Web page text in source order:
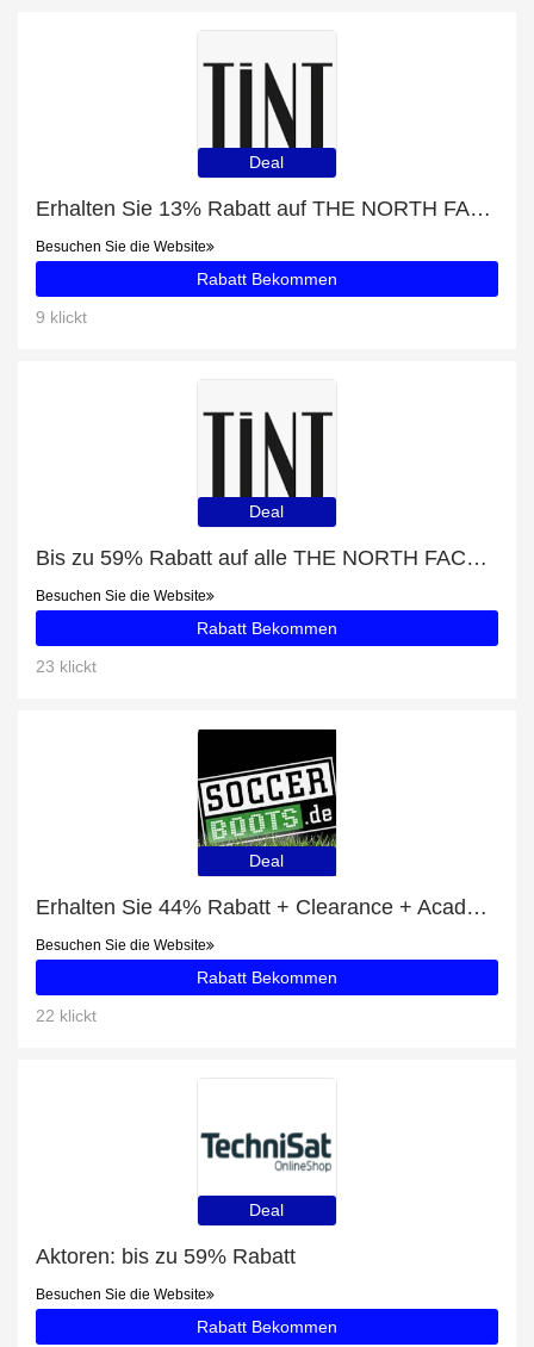
Deal
Erhalten Sie 13% Rabatt auf THE NORTH FACE INSULATED JACKE DAMEN PINK und mehr
Besuchen Sie die Website
Rabatt Bekommen
9 klickt
Deal
Bis zu 59% Rabatt auf alle THE NORTH FACE EXTREME PILE JACKE BLAU
Besuchen Sie die Website
Rabatt Bekommen
23 klickt
Deal
Erhalten Sie 44% Rabatt + Clearance + Academy Team Duffel Tasche Large (657) Rabatte
Besuchen Sie die Website
Rabatt Bekommen
22 klickt
Deal
Aktoren: bis zu 59% Rabatt
Besuchen Sie die Website
Rabatt Bekommen